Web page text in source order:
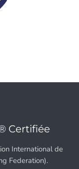
Certifiée
International de
Federation).